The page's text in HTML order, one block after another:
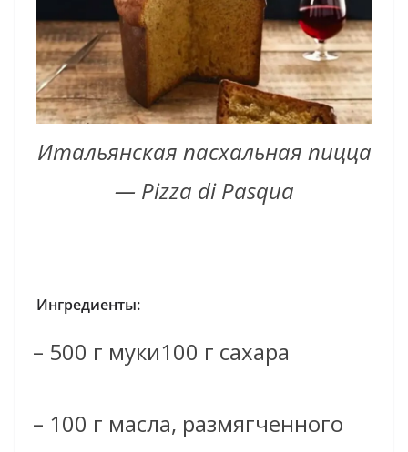
Итальянская пасхальная пицца
— Pizza di Pasqua
Ингредиенты:
– 500 г муки100 г сахара
– 100 г масла, размягченного